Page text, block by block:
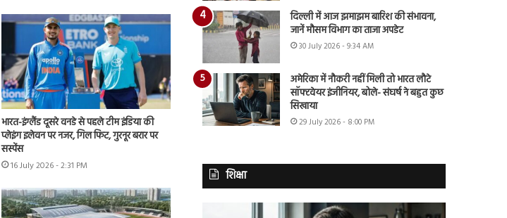
भारत-इंग्लैंड दूसरे वनडे से पहले टीम इंडिया की
प्लेइंग इलेवन पर नजर, गिल फिट, गुरनूर बरार पर
सस्पेंस
16 July 2026 - 2:31 PM
दिल्ली में आज झमाझम बारिश की संभावना,
जानें मौसम विभाग का ताजा अपडेट
30 July 2026 - 9:34 AM
अमेरिका में नौकरी नहीं मिली तो भारत लौटे
सॉफ्टवेयर इंजीनियर, बोले- संघर्ष ने बहुत कुछ
सिखाया
29 July 2026 - 8:00 PM
शिक्षा